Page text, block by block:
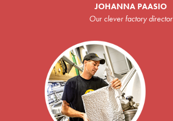
JOHANNA PAASIO
Our clever factory director